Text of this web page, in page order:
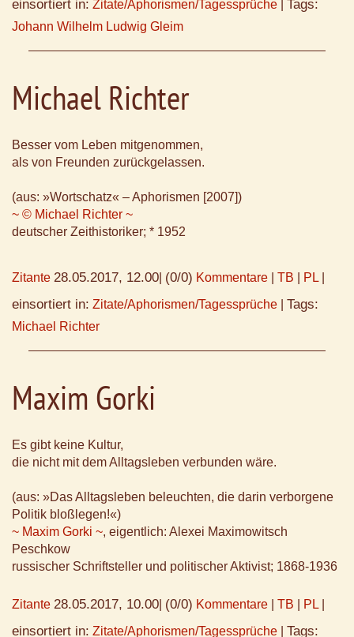
einsortiert in: Zitate/Aphorismen/Tagessprüche Tags:
Johann Wilhelm Ludwig Gleim
Michael Richter
Besser vom Leben mitgenommen,
als von Freunden zurückgelassen.
(aus: »Wortschatz« – Aphorismen [2007])
~ © Michael Richter ~
deutscher Zeithistoriker; * 1952
Zitante 28.05.2017, 12.00 (0/0) Kommentare TB PL
einsortiert in: Zitate/Aphorismen/Tagessprüche Tags:
Michael Richter
Maxim Gorki
Es gibt keine Kultur,
die nicht mit dem Alltagsleben verbunden wäre.
(aus: »Das Alltagsleben beleuchten, die darin verborgene
Politik bloßlegen!«)
~ Maxim Gorki ~, eigentlich: Alexei Maximowitsch
Peschkow
russischer Schriftsteller und politischer Aktivist; 1868-1936
Zitante 28.05.2017, 10.00 (0/0) Kommentare TB PL
einsortiert in: Zitate/Aphorismen/Tagessprüche Tags: